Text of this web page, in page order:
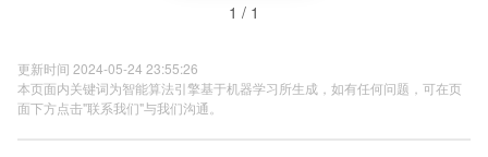
1 / 1
更新时间 2024-05-24 23:55:26
本页面内关键词为智能算法引擎基于机器学习所生成，如有任何问题，可在页
面下方点击"联系我们"与我们沟通。